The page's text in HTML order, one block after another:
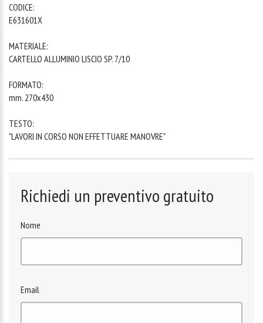
CODICE:
E631601X
MATERIALE:
CARTELLO ALLUMINIO LISCIO SP. 7/10
FORMATO:
mm. 270x430
TESTO:
"LAVORI IN CORSO NON EFFETTUARE MANOVRE"
Richiedi un preventivo gratuito
Nome
Email